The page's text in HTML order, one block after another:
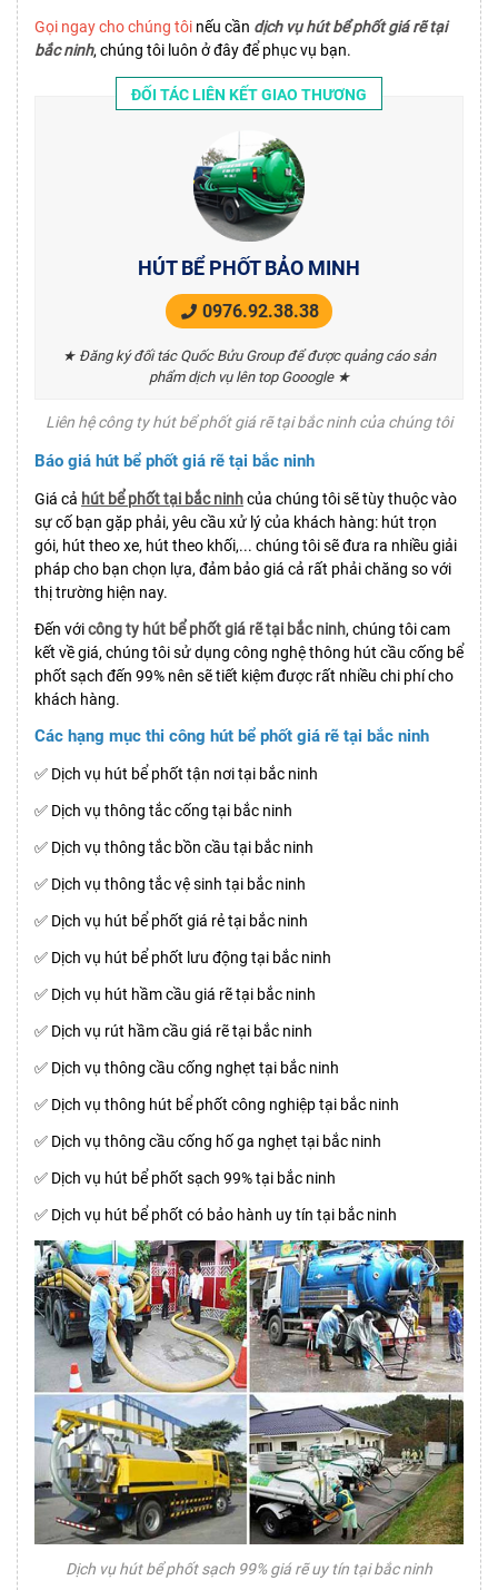
Gọi ngay cho chúng tôi nếu cần dịch vụ hút bể phốt giá rẽ tại
bắc ninh, chúng tôi luôn ở đây để phục vụ bạn.
ĐỐI TÁC LIÊN KẾT GIAO THƯƠNG
HÚT BỂ PHỐT BẢO MINH
0976.92.38.38
★ Đăng ký đối tác Quốc Bửu Group để được quảng cáo sản
phẩm dịch vụ lên top Gooogle ★
Liên hệ công ty hút bể phốt giá rẽ tại bắc ninh của chúng tôi
Báo giá hút bể phốt giá rẽ tại bắc ninh
Giá cả hút bể phốt tại bắc ninhcủa chúng tôi sẽ tùy thuộc vào
sự cố bạn gặp phải, yêu cầu xử lý của khách hàng: hút trọn
gói, hút theo xe, hút theo khối,... chúng tôi sẽ đưa ra nhiều giải
pháp cho bạn chọn lựa, đảm bảo giá cả rất phải chăng so với
thị trường hiện nay.
Đến vớicông ty hút bể phốt giá rẽ tại bắc ninh, chúng tôi cam
kết về giá, chúng tôi sử dụng công nghệ thông hút cầu cống bể
phốt sạch đến 99% nên sẽ tiết kiệm được rất nhiều chi phí cho
khách hàng.
Các hạng mục thi công hút bể phốt giá rẽ tại bắc ninh
✅ Dịch vụ hút bể phốt tận nơi tại bắc ninh
✅ Dịch vụ thông tắc cống tại bắc ninh
✅ Dịch vụ thông tắc bồn cầu tại bắc ninh
✅ Dịch vụ thông tắc vệ sinh tại bắc ninh
✅ Dịch vụ hút bể phốt giá rẻ tại bắc ninh
✅ Dịch vụ hút bể phốt lưu động tại bắc ninh
✅ Dịch vụ hút hầm cầu giá rẽ tại bắc ninh
✅ Dịch vụ rút hầm cầu giá rẽ tại bắc ninh
✅ Dịch vụ thông cầu cống nghẹt tại bắc ninh
✅ Dịch vụ thông hút bể phốt công nghiệp tại bắc ninh
✅ Dịch vụ thông cầu cống hố ga nghẹt tại bắc ninh
✅ Dịch vụ hút bể phốt sạch 99% tại bắc ninh
✅ Dịch vụ hút bể phốt có bảo hành uy tín tại bắc ninh
Dịch vụ hút bể phốt sạch 99% giá rẽ uy tín tại bắc ninh